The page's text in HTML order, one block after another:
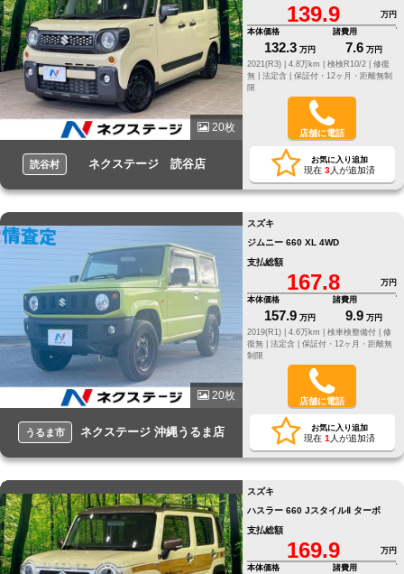
20枚
読谷村 ネクステージ 読谷店
139.9
万円
本体価格
132.3 万円
諸費用
7.6 万円
2021(R3) |
4.8万km | 検検R10/2 | 修復
無 | 法定含 | 保証付・12ヶ月・距離無制
限
店舗に電話
お気に入り追加
現在 3人が追加済
20枚
うるま市 ネクステージ 沖縄うるま店
スズキ
ジムニー 660 XL 4WD
支払総額
167.8
万円
本体価格
157.9 万円
諸費用
9.9 万円
2019(R1) |
4.6万km | 検車検整備付 | 修
復無 | 法定含 | 保証付・12ヶ月・距離無
制限
店舗に電話
お気に入り追加
現在 1 人が追加済
スズキ
ハスラー 660 JスタイルⅡ ターボ
支払総額
169.9
万円
本体価格
諸費用